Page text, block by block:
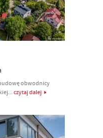
obwodnicy
czytaj dalej